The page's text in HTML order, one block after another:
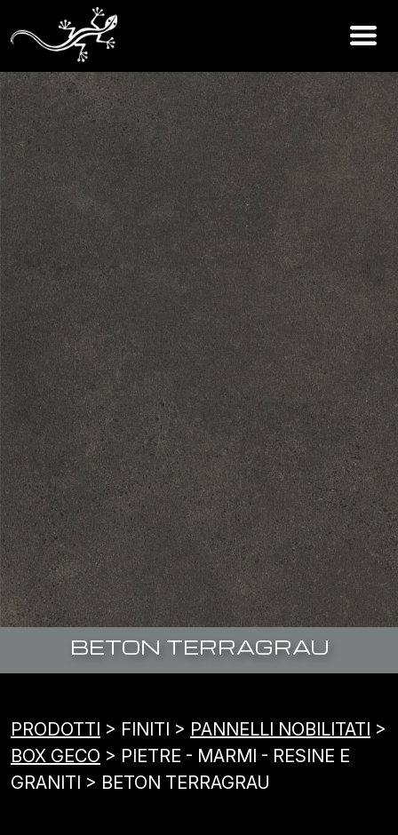
BETON TERRAGRAU
PRODOTTI > FINITI > PANNELLI NOBILITATI >
BOX GECO > PIETRE - MARMI - RESINE E
GRANITI > BETON TERRAGRAU